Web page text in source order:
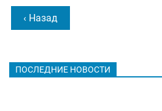
‹ Назад
ПОСЛЕДНИЕ НОВОСТИ